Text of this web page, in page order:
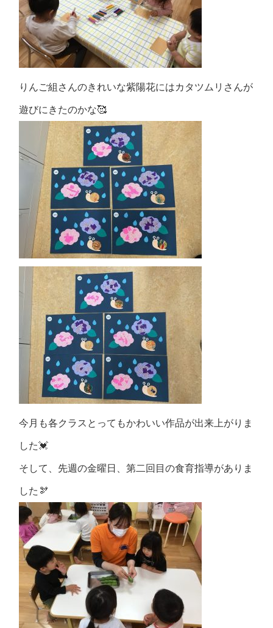
りんご組さんのきれいな紫陽花にはカタツムリさんが
遊びにきたのかな🥰
今月も各クラスとってもかわいい作品が出来上がりま
した💓
そして、先週の金曜日、第二回目の食育指導がありま
した🫘